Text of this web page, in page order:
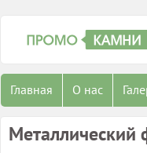
Главная О нас
Металлический